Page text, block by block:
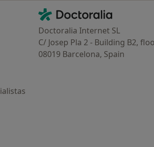
Contacto
Doctoralia - Página de inicio
Doctoralia Internet SL
C/ Josep Pla 2 - Building B2,
08019 Barcelona, Spain